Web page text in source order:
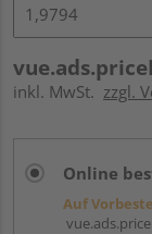
inkl. MwSt. zzgl.
Online
Auf